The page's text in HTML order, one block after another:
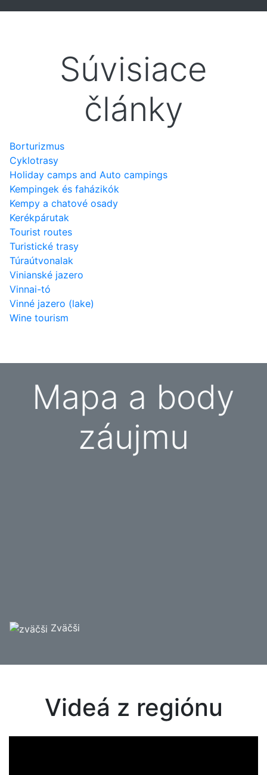
Súvisiace
články
Borturizmus
Cyklotrasy
Holiday camps and Auto campings
Kempingek és faházikók
Kempy a chatové osady
Kerékpárutak
Tourist routes
Turistické trasy
Túraútvonalak
Vinianské jazero
Vinnai-tó
Vinné jazero (lake)
Wine tourism
Mapa a body
záujmu
Zväčši
Videá z regiónu